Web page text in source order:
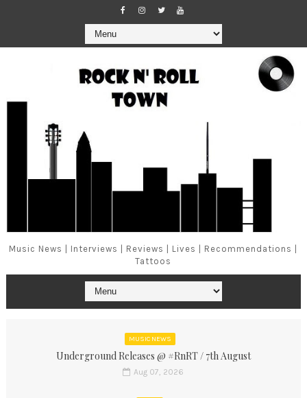
Music News | Interviews | Reviews | Lives | Recommendations |
Tattoos
MUSIC NEWS
Underground Releases @ #RnRT / 7th August
Aug 07, 2026